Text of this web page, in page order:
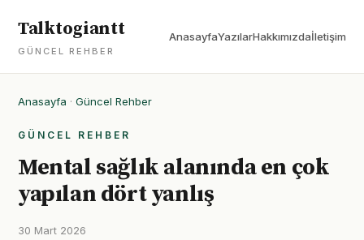
Talktogiantt
GÜNCEL REHBER
AnasayfaYazılarHakkımızdaİletişim
Anasayfa · Güncel Rehber
GÜNCEL REHBER
Mental sağlık alanında en çok
yapılan dört yanlış
30 Mart 2026